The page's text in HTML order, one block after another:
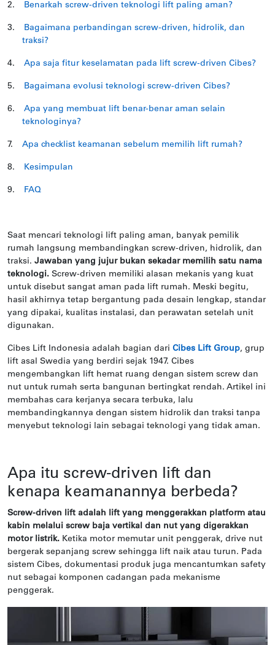
2. Benarkah screw-driven teknologi lift paling aman?
3.
Bagaimana perbandingan screw-driven, hidrolik, dan
traksi?
4. Apa saja fitur keselamatan pada lift screw-driven Cibes?
5. Bagaimana evolusi teknologi screw-driven Cibes?
6.
Apa yang membuat lift benar-benar aman selain
teknologinya?
7. Apa checklist keamanan sebelum memilih lift rumah?
8. Kesimpulan
9. FAQ
Saat mencari teknologi lift paling aman, banyak pemilik
rumah langsung membandingkan screw-driven, hidrolik, dan
traksi. Jawaban yang jujur bukan sekadar memilih satu nama
teknologi. Screw-driven memiliki alasan mekanis yang kuat
untuk disebut sangat aman pada lift rumah. Meski begitu,
hasil akhirnya tetap bergantung pada desain lengkap, standar
yang dipakai, kualitas instalasi, dan perawatan setelah unit
digunakan.
Cibes Lift Indonesia adalah bagian dari Cibes Lift Group, grup
lift asal Swedia yang berdiri sejak 1947. Cibes
mengembangkan lift hemat ruang dengan sistem screw dan
nut untuk rumah serta bangunan bertingkat rendah. Artikel ini
membahas cara kerjanya secara terbuka, lalu
membandingkannya dengan sistem hidrolik dan traksi tanpa
menyebut teknologi lain sebagai teknologi yang tidak aman.
Apa itu screw-driven lift dan
kenapa keamanannya berbeda?
Screw-driven lift adalah lift yang menggerakkan platform atau
kabin melalui screw baja vertikal dan nut yang digerakkan
motor listrik. Ketika motor memutar unit penggerak, drive nut
bergerak sepanjang screw sehingga lift naik atau turun. Pada
sistem Cibes, dokumentasi produk juga mencantumkan safety
nut sebagai komponen cadangan pada mekanisme
penggerak.